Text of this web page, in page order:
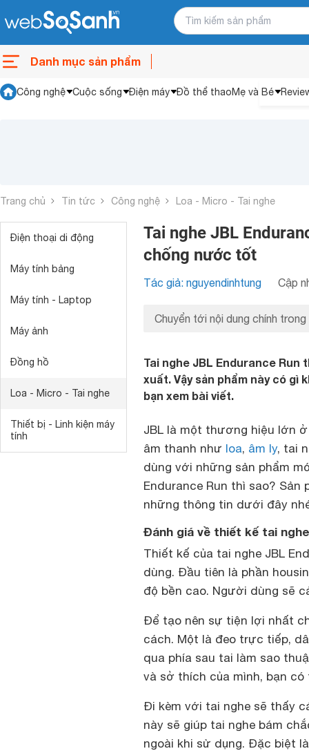
Danh mục sản phẩm
Công nghệ Cuộc sống Điện máy Đồ thể thaoMẹ và Bé
Trang chủ Tin tức Công nghệ Loa - Micro - Tai nghe
Điện thoại di động
Máy tính bảng
Máy tính - Laptop
Máy ảnh
Đồng hồ
Loa - Micro - Tai nghe
Thiết bị - Linh kiện máy
tính
Tai nghe JBL
chống nước tốt
Tác giả: nguyendinhtung Cập
Chuyển tới nội dung chính trong
Tai nghe JBL Endurance
xuất. Vậy sản phẩm này có
bạn xem bài viết.
JBL là một thương hiệu lớn
âm thanh như loa, âm ly, tai
dùng với những sản phẩm
Endurance Run thì sao?
những thông tin dưới đây
Đánh giá về thiết kế tai
Thiết kế của tai nghe JBL
dùng. Đầu tiên là phần
độ bền cao. Người dùng sẽ
Để tạo nên sự tiện lợi nhất
cách. Một là đeo trực tiếp,
qua phía sau tai làm sao
và sở thích của mình, bạn
Đi kèm với tai nghe sẽ thấy
này sẽ giúp tai nghe bám
ngoài khi sử dụng. Đặc biệt